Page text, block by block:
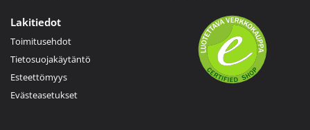
Lakitiedot
Toimitusehdot
Tietosuojakäytäntö
Esteettömyys
Evästeasetukset